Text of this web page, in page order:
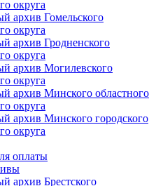
округа
архив Гомельского
округа
архив Гродненского
округа
архив Могилевского
округа
архив Минского областного
округа
архив Минского городского
округа
оплаты
архив Брестского